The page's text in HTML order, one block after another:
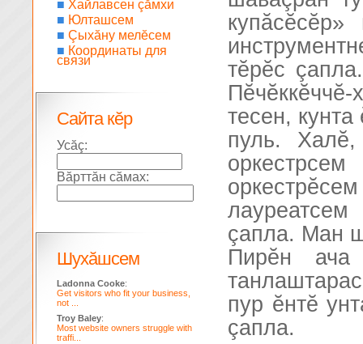
тĕрĕс
тесен,
пуль.
çапла. Ман
Пирĕн ача
пур ĕнтĕ
çапла.
■ Хайлавсен çăмхи
■ Юлташсем
■ Çыхăну мелĕсем
■ Координаты для
связи
Сайта кĕр
Усăç:
Вăрттăн сăмах:
Шухăшсем
Ladonna Cooke:
Get visitors who fit your business,
not ...
Troy Baley:
Most website owners struggle with
traffi...